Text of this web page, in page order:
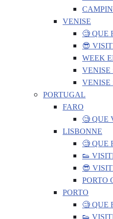
VENISE
🧐 QUE
😎
WEEK
VENISE
VENISE
PORTUGAL
FARO
🧐 QUE
LISBONNE
🧐 QUE
👟
😎
PORTO
PORTO
🧐 QUE
👟